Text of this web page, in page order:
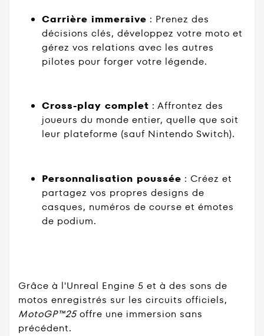
Carrière immersive : Prenez des
décisions clés, développez votre moto et
gérez vos relations avec les autres
pilotes pour forger votre légende.
Cross-play complet : Affrontez des
joueurs du monde entier, quelle que soit
leur plateforme (sauf Nintendo Switch).
Personnalisation poussée : Créez et
partagez vos propres designs de
casques, numéros de course et émotes
de podium.
Grâce à l'Unreal Engine 5 et à des sons de
motos enregistrés sur les circuits officiels,
MotoGP™25offre une immersion sans
précédent.